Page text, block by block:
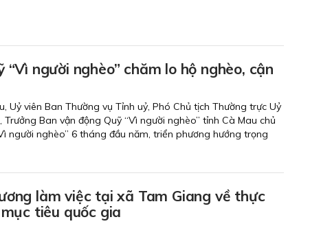
người nghèo” chăm lo hộ nghèo, cận
Uỷ viên Ban Thường vụ Tỉnh uỷ, Phó Chủ tịch Thường trực Uỷ
Ban vận động Quỹ “Vì người nghèo” tỉnh Cà Mau chủ
người nghèo” 6 tháng đầu năm, triển phương hướng trọng
làm việc tại xã Tam Giang về thực
tiêu quốc gia